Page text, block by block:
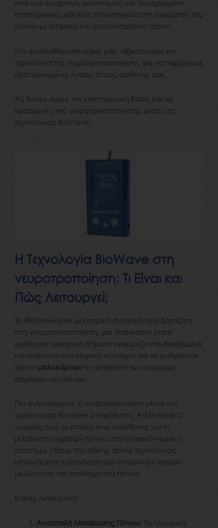
είναι μια σύγχρονη, καινοτόμος και τεκμηριωμένη
επιστημονική μέθοδος που στοχεύει στη διαχείριση του
πόνου με ασφαλή και αποτελεσματικό τρόπο.
Στο φυσικοθεραπευτήριό μας, αξιοποιούμε την
τεχνολογία της νευροτροποποίησης για να παρέχουμε
εξατομικευμένες λύσεις στους ασθενείς μας.
Ας δούμε όμως την επιστημονική βάση και τις
εφαρμογές της νευροτροποποίησης μέσω της
τεχνολογίας BioWave.
Η Τεχνολογία BioWave στη
νευροτροποίηση: Τι Είναι και
Πώς Λειτουργεί;
Το BioWave είναι μια ιατρική συσκευή που βασίζεται
στη νευροτροποποίηση, μια διαδικασία όπου
υψίσυχνα ηλεκτρικά σήματα εφαρμόζονται διαδερμικά
και επιδρούν στο νευρικό σύστημα για να ρυθμίσουν
και να μπλοκάρουν τη μετάδοση των νευρικών
σημάτων του πόνου.
Πιο συγκεκριμένα, η νευροτροποίηση μέσω της
τεχνολογίας Biowave στοχεύει στις Α-δέλτα και C
νευρικές ίνες, οι οποίες είναι υπεύθυνες για τη
μετάδοση σημάτων πόνου στο κεντρικό νευρικό
σύστημα. Μέσω της ειδικής αυτής τεχνολογίας,
μπλοκάρεται η μετάδοση των επώδυνων ώσεων,
μειώνοντας την αντίληψη του πόνου.
Κύριες λειτουργίες:
Αναστολή Μετάδοσης Πόνου: Τα ηλεκτρικά